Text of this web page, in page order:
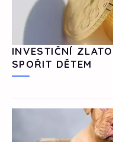
INVESTIČNÍ
SPOŘIT DĚTEM